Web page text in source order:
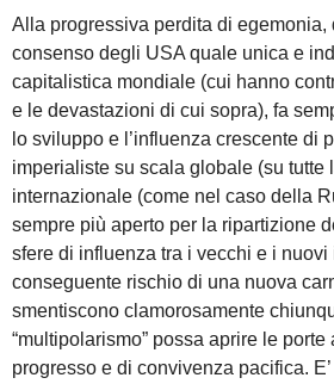
Alla progressiva perdita di egemonia,
consenso degli USA quale unica e
capitalistica mondiale (cui hanno
e le devastazioni di cui sopra), fa
lo sviluppo e l’influenza crescente di
imperialiste su scala globale (su tutte
internazionale (come nel caso della
sempre più aperto per la ripartizione
sfere di influenza tra i vecchi e i nuovi
conseguente rischio di una nuova
smentiscono clamorosamente
“multipolarismo” possa aprire le porte
progresso e di convivenza pacifica.